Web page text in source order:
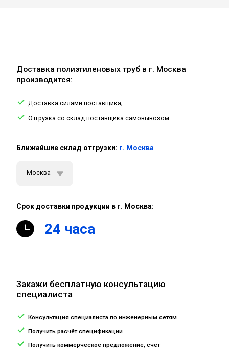
Доставка полиэтиленовых труб в г. Москва
производится:
Доставка силами поставщика;
Отгрузка со склад поставщика самовывозом
Ближайшие склад отгрузки: г. Москва
Москва
Срок доставки продукции в г. Москва:
24 часа
Закажи бесплатную консультацию
специалиста
Консультация специалиста по инженерным сетям
Получить расчёт спецификации
Получить коммерческое предложение, счет